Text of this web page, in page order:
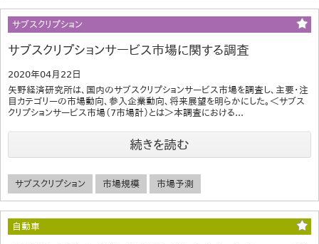
サブスクリプション
サブスクリプションサービス市場に関する調査
2020年04月22日
矢野経済研究所は、国内のサブスクリプションサービス市場を調査し、主要・注
目カテゴリーの市場動向、参入企業動向、将来展望を明らかにした。＜サブス
クリプションサービス市場（7市場計）とは＞本調査における...
続きを読む
サブスクリプション 市場規模 市場予測
自動車